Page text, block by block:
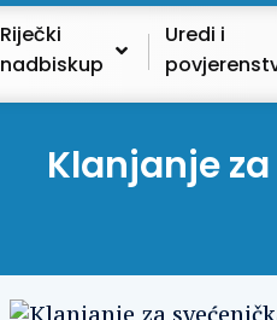
Riječki
nadbiskup
Uredi i
Klanjanje